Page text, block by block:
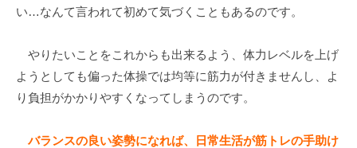
い…なんて言われて初めて気づくこともあるのです。
やりたいことをこれからも出来るよう、体力レベルを上げ
ようとしても偏った体操では均等に筋力が付きませんし、よ
り負担がかかりやすくなってしまうのです。
バランスの良い姿勢になれば、日常生活が筋トレの手助け